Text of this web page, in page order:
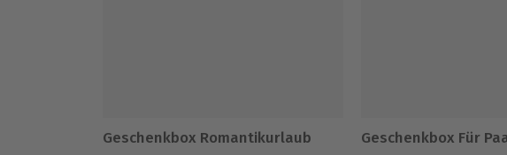
Geschenkbox Romantikurlaub Geschenkbox Für